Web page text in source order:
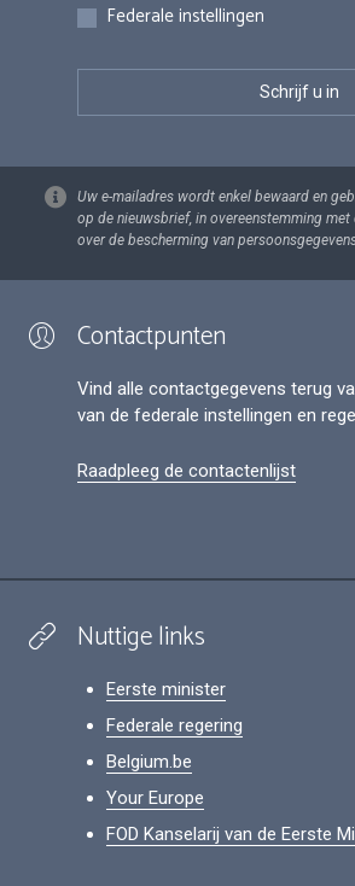
Federale instellingen
Uw e-mailadres wordt enkel bewaard en
op de nieuwsbrief, in overeenstemming
over de bescherming van
Contactpunten
Vind alle contactgegevens terug
van de federale instellingen en
Raadpleeg de contactenlijst
Nuttige links
Eerste minister
Federale regering
Belgium.be
Your Europe
FOD Kanselarij van de Eerste